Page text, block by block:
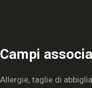
Campi
Allergie, taglie di